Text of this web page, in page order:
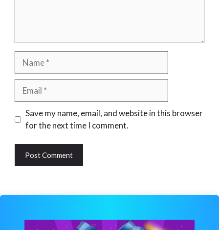
Name
Email
Website
Save my name, email, and website in this browser
for the next time I comment.